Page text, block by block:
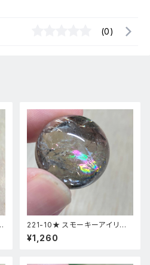
(0)
221-10★ スモーキーアイリス
台座付き スフィア 天然石インテ
リア風水置物
¥1,260